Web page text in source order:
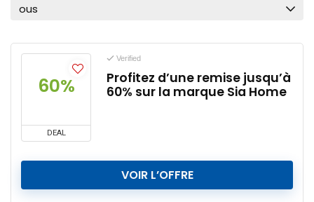
ous
60%
DEAL
Verified
Profitez d’une remise jusqu’à
60% sur la marque Sia Home
VOIR L’OFFRE